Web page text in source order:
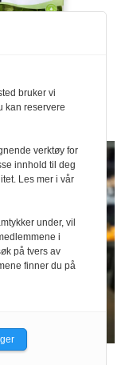
mix
bruker vi
kan reservere
verktøy for
innhold til deg
Les mer i vår
under, vil
i
på tvers av
finner du på